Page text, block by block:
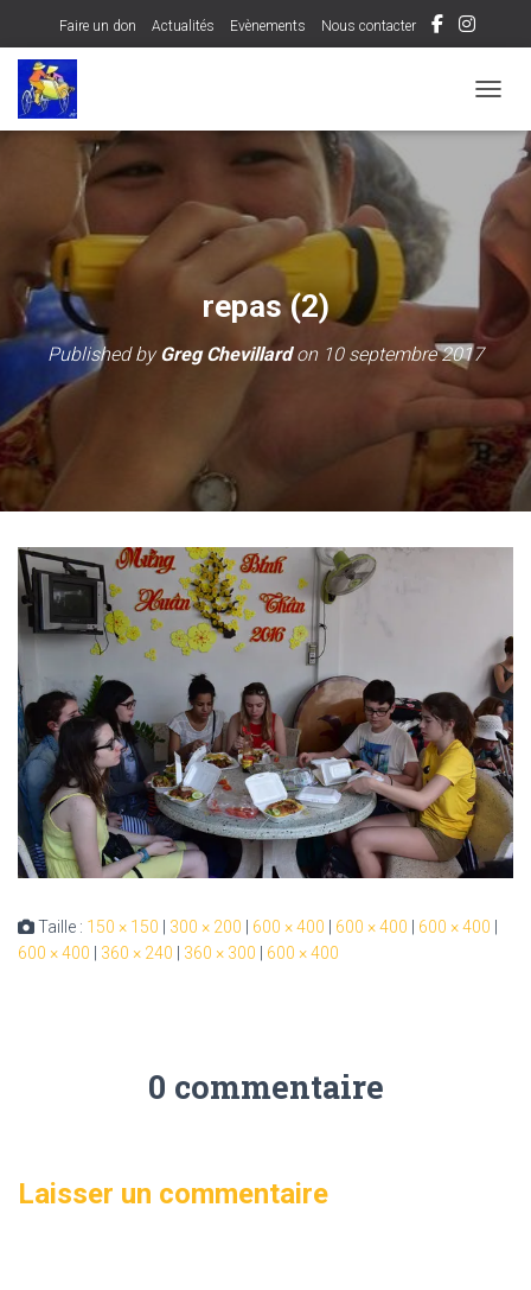
Faire un don Actualités Evènements Nous contacter
repas (2)
Published byGreg Chevillardon 10 septembre 2017
Taille : 150 × 150 300 × 200 600 × 400 600 × 400 600 × 400
600 × 400
360 × 240 360 × 300 600 × 400
0 commentaire
Laisser un commentaire